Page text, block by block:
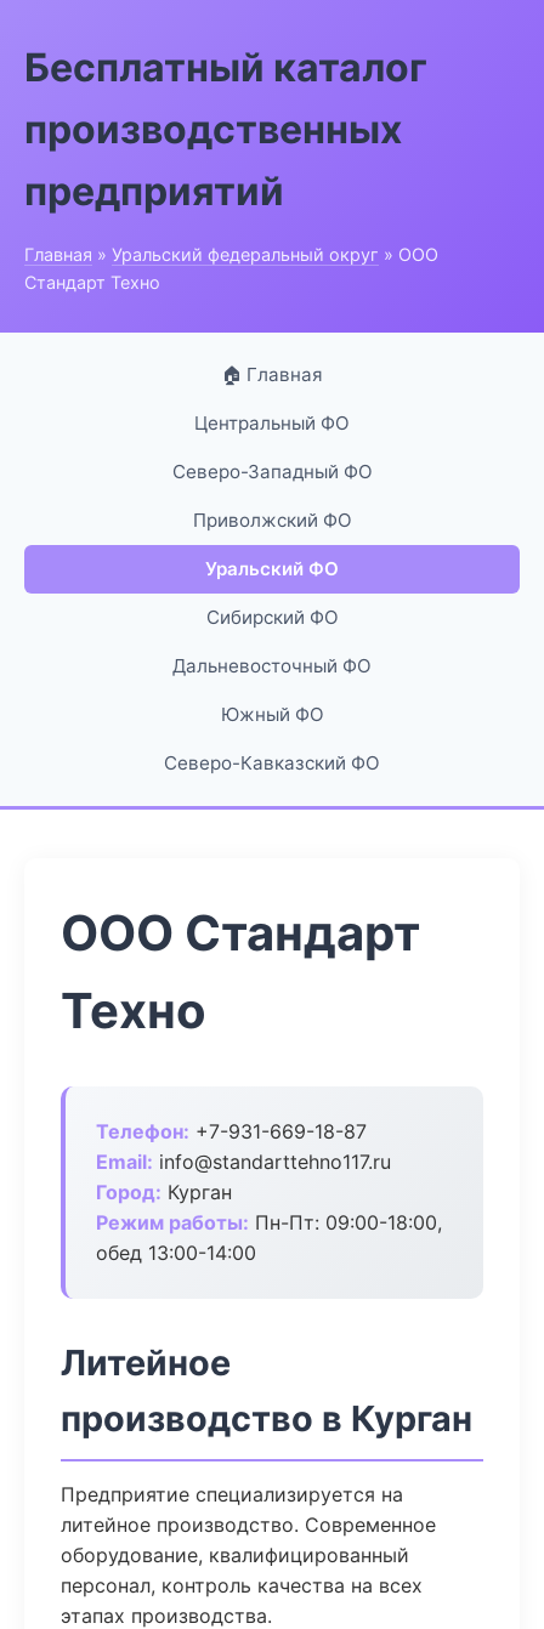
Бесплатный каталог
производственных
предприятий
Главная » Уральский федеральный округ » ООО
Стандарт Техно
🏠 Главная
Центральный ФО
Северо-Западный ФО
Приволжский ФО
Уральский ФО
Сибирский ФО
Дальневосточный ФО
Южный ФО
Северо-Кавказский ФО
ООО Стандарт
Техно
Телефон: +7-931-669-18-87
Email: info@standarttehno117.ru
Город: Курган
Режим работы: Пн-Пт: 09:00-18:00,
обед 13:00-14:00
Литейное
производство в Курган
Предприятие специализируется на
литейное производство. Современное
оборудование, квалифицированный
персонал, контроль качества на всех
этапах производства.